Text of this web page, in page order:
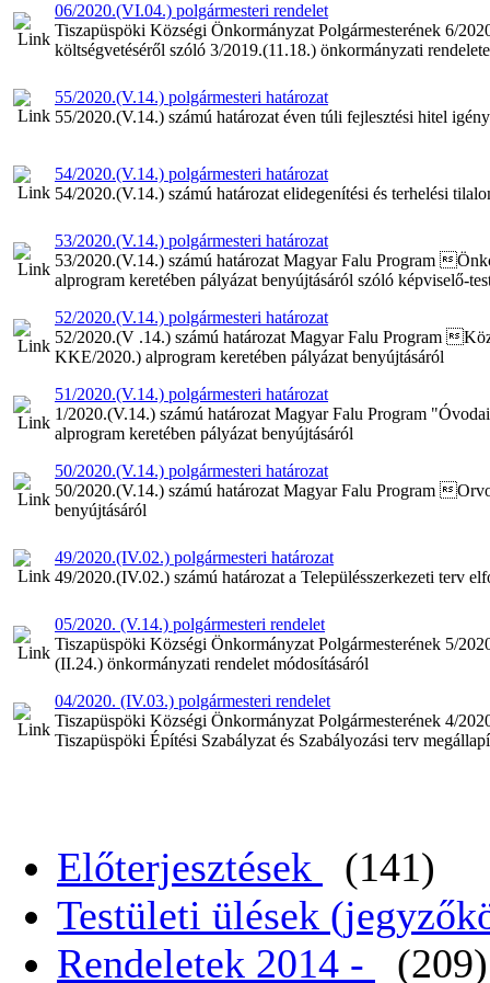
06/2020.(VI.04.) polgármesteri rendelet
Tiszapüspöki Községi Önkormányzat Polgármesterének 6/
költségvetéséről szóló 3/2019.(11.18.) önkormányzati
55/2020.(V.14.) polgármesteri határozat
55/2020.(V.14.) számú határozat éven túli fejlesztési hitel
54/2020.(V.14.) polgármesteri határozat
54/2020.(V.14.) számú határozat elidegenítési és terhelési
53/2020.(V.14.) polgármesteri határozat
53/2020.(V.14.) számú határozat Magyar Falu Program
alprogram keretében pályázat benyújtásáról szóló képviselő-
52/2020.(V.14.) polgármesteri határozat
52/2020.(V .14.) számú határozat Magyar Falu Program
KKE/2020.) alprogram keretében pályázat benyújtásáról
51/2020.(V.14.) polgármesteri határozat
1/2020.(V.14.) számú határozat Magyar Falu Program
alprogram keretében pályázat benyújtásáról
50/2020.(V.14.) polgármesteri határozat
50/2020.(V.14.) számú határozat Magyar Falu Program
benyújtásáról
49/2020.(IV.02.) polgármesteri határozat
49/2020.(IV.02.) számú határozat a Településszerkezeti terv
05/2020. (V.14.) polgármesteri rendelet
Tiszapüspöki Községi Önkormányzat Polgármesterének 5/
(II.24.) önkormányzati rendelet módosításáról
04/2020. (IV.03.) polgármesteri rendelet
Tiszapüspöki Községi Önkormányzat Polgármesterének 4/
Tiszapüspöki Építési Szabályzat és Szabályozási terv
Előterjesztések
(141)
Testületi ülések
Rendeletek 2014 -
(209)